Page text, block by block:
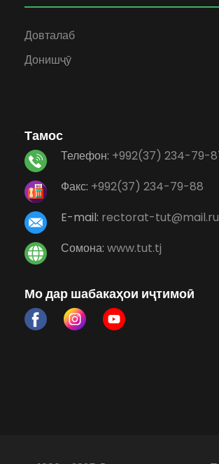
Довталаб
Донишҷӯ
Тамос
Телефон: +992(37) 234-79-
Факс: +992(37) 234-79-88
E-mail: rectorat-tut@mail.ru
Сомона: www.tut.tj
Мо дар шабакаҳои иҷтимоӣ